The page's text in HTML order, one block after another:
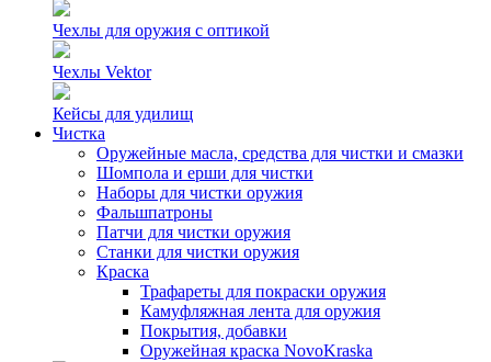
Чехлы для оружия с оптикой
Чехлы Vektor
Кейсы для удилищ
Чистка
Оружейные масла, средства для чистки и смазки
Шомпола и ерши для чистки
Наборы для чистки оружия
Фальшпатроны
Патчи для чистки оружия
Станки для чистки оружия
Краска
Трафареты для покраски оружия
Камуфляжная лента для оружия
Покрытия, добавки
Оружейная краска NovoKraska